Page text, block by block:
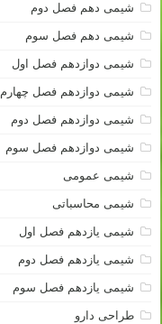
شیمی دهم فصل دوم
شیمی دهم فصل سوم
شیمی دوازدهم فصل اول
شیمی دوازدهم فصل چهارم
شیمی دوازدهم فصل دوم
شیمی دوازدهم فصل سوم
شیمی عمومی
شیمی محاسباتی
شیمی یازدهم فصل اول
شیمی یازدهم فصل دوم
شیمی یازدهم فصل سوم
طراحی دارو